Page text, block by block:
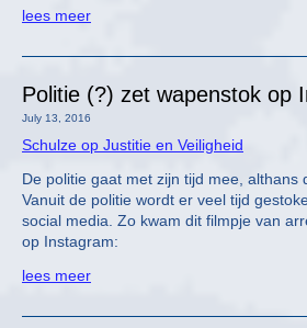
lees meer
Politie (?) zet wapenstok op
July 13, 2016
Schulze op Justitie en Veiligheid
De politie gaat met zijn tijd mee, althans
Vanuit de politie wordt er veel tijd
social media. Zo kwam dit filmpje van
op Instagram:
lees meer